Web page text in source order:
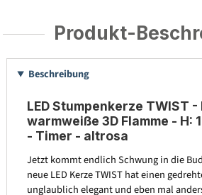
Produkt-
Beschreibung
LED Stumpenkerze TWIST
warmweiße 3D Flamme - H:
- Timer - altrosa
Jetzt kommt endlich Schwung in die
neue LED Kerze TWIST hat einen
unglaublich elegant und eben mal